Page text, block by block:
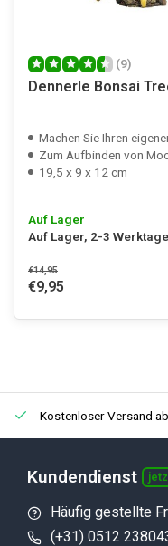
(9)
Dennerle Bonsai
Machen Sie Ihren
Zum Aufbinden von
19,5 x 9 x 12 cm
Auf Lager
Auf Lager, 2-3 Werktage
€14,95
€9,95
Kostenloser Versand
Kundendienst
Häufig gestellte
(+31) 0512